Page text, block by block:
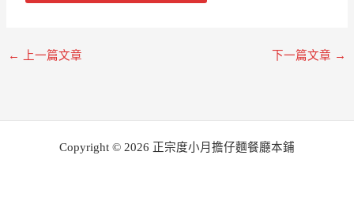
← 上一篇文章 下一篇文章 →
Copyright © 2026 正宗度小月擔仔麵餐廳本鋪